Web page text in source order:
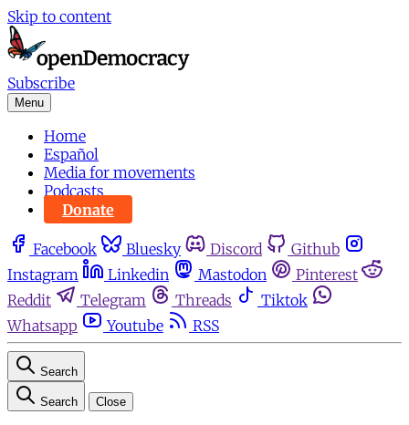
Skip to content
Subscribe
Menu
Home
Español
Media for movements
Podcasts
Donate
Facebook Bluesky Discord
Github
Instagram
Linkedin Mastodon
Pinterest
Reddit
Telegram Threads
Tiktok
Whatsapp
Youtube RSS
Search
Search Close